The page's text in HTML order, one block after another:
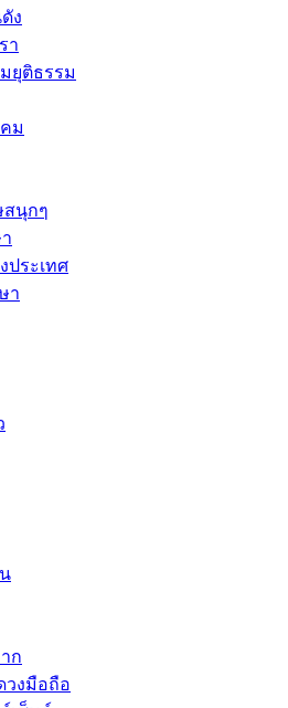
ง
า
ยุติธรรม
ม
สนุกๆ
ประเทศ
า
ก
วงมือถือ